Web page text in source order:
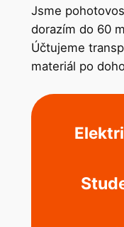
Jsme
dorazím do 60
Účtujeme
materiál po